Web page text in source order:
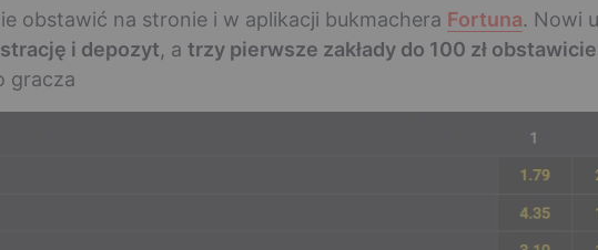
obstawić na stronie i w aplikacji bukmachera Fortuna. Nowi
i depozyt, a trzy pierwsze zakłady do 100 zł
gracza